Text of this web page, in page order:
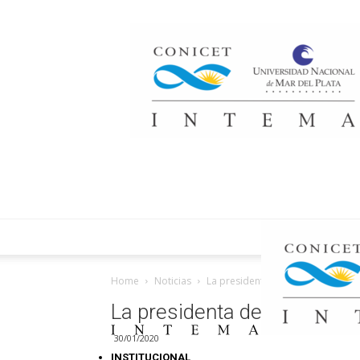
INSTITUCIONAL
Home Noticias La presidenta del CONICET Ana
La presidenta del
30/01/2020